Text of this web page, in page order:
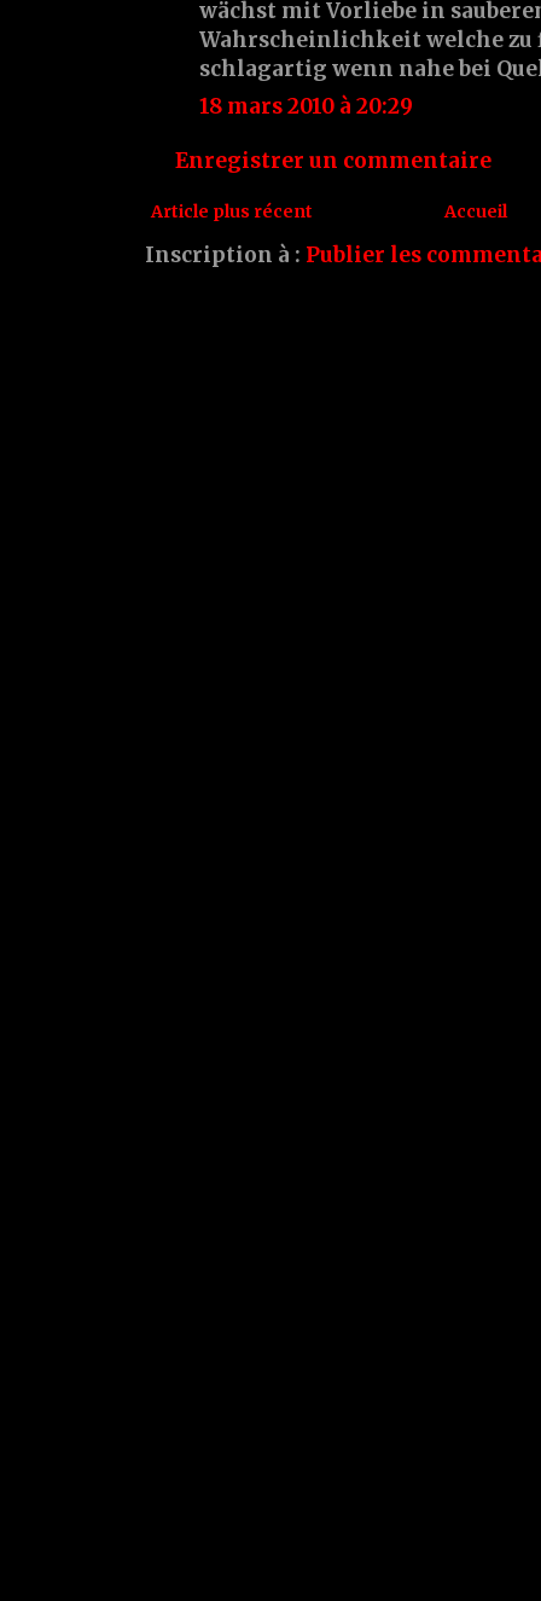
wächst mit Vorliebe in
Wahrscheinlichkeit welche
schlagartig wenn nahe bei
18 mars 2010 à 20:29
Enregistrer un commentaire
Article plus récent Accueil
Inscription à : Publier les